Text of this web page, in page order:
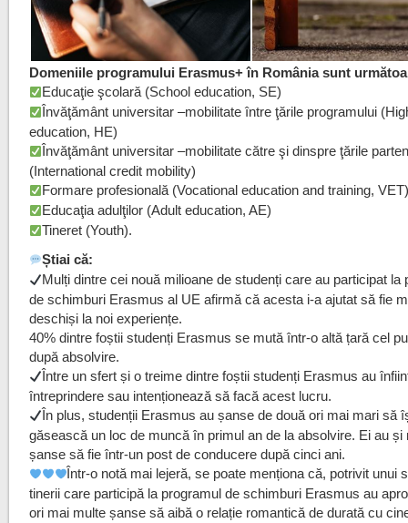
Domeniile programului Erasmus+ în România sunt
Educaţie şcolară (School education, SE)
Învăţământ universitar –mobilitate între ţările programului
education, HE)
Învăţământ universitar –mobilitate către şi dinspre ţările
(International credit mobility)
Formare profesională (Vocational education and training,
Educaţia adulţilor (Adult education, AE)
Tineret (Youth).
Știai că:
Mulți dintre cei nouă milioane de studenți care au participat la
de schimburi Erasmus al UE afirmă că acesta i-a ajutat să fie
deschiși la noi experiențe.
40% dintre foștii studenți Erasmus se mută într-o altă țară cel
după absolvire.
Între un sfert și o treime dintre foștii studenți Erasmus au
întreprindere sau intenționează să facă acest lucru.
În plus, studenții Erasmus au șanse de două ori mai mari să
găsească un loc de muncă în primul an de la absolvire. Ei au și
șanse să fie într-un post de conducere după cinci ani.
Într-o notă mai lejeră, se poate menționa că, potrivit unui
tinerii care participă la programul de schimburi Erasmus au
ori mai multe șanse să aibă o relație romantică de durată cu